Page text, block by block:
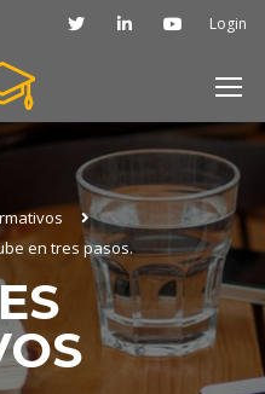
Login
en tres pasos.